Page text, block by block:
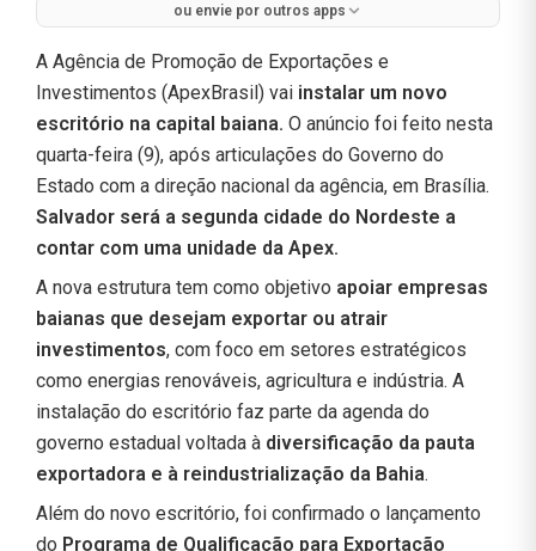
ou envie por outros apps
A Agência de Promoção de Exportações e
Investimentos (ApexBrasil) vai instalar um novo
escritório na capital baiana. O anúncio foi feito nesta
quarta-feira (9), após articulações do Governo do
Estado com a direção nacional da agência, em Brasília.
Salvador será a segunda cidade do Nordeste a
contar com uma unidade da Apex.
A nova estrutura tem como objetivo apoiar empresas
baianas que desejam exportar ou atrair
investimentos, com foco em setores estratégicos
como energias renováveis, agricultura e indústria. A
instalação do escritório faz parte da agenda do
governo estadual voltada à diversificação da pauta
exportadora e à reindustrialização da Bahia.
Além do novo escritório, foi confirmado o lançamento
do Programa de Qualificação para Exportação